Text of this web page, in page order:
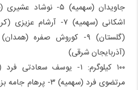
جاویدان (سهمیه) ۵-
(آذربایجان شرقی)
مرتضوی فرد (سهمیه) ۳-